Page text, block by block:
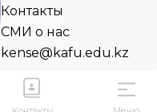
Контакты
СМИ о нас
kense@kafu.edu.kz